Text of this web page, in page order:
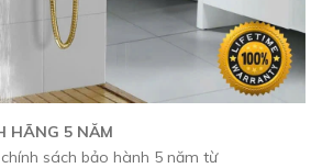
HÃNG 5 NĂM
sách bảo hành 5 năm từ